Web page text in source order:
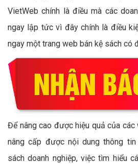
VietWeb chính là điều mà các
ngay lập tức vì đây chính là điều
ngay một trang web bán kệ sách có
Để nâng cao được hiệu quả của
nâng cấp được nội dung thông
sách doanh nghiệp, việc tìm hiểu